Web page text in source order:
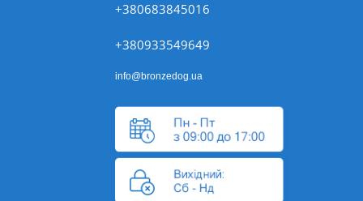
+380683845016
+380933549649
info@bronzedog.ua